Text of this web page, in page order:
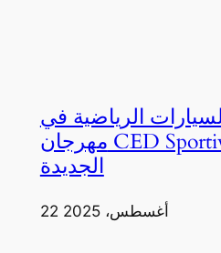
الرياضية في
مهرجان CED Sportival بالعلمين
الجديدة
22 أغسطس، 2025